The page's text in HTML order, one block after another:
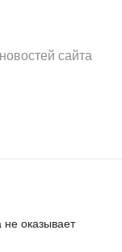
сайта
оказывает